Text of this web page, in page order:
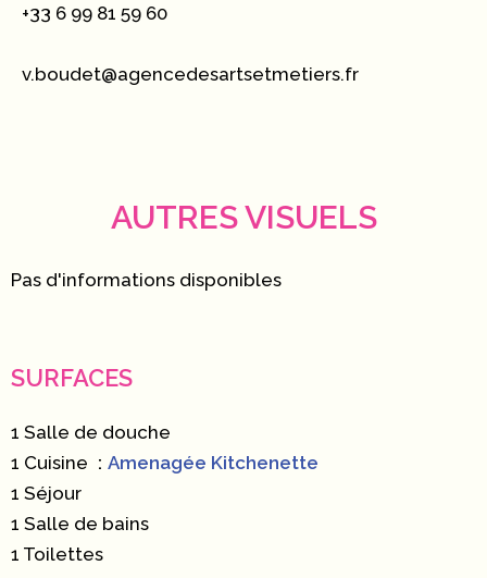
+33 6 99 81 59 60
v.boudet@agencedesartsetmetiers.fr
AUTRES VISUELS
Pas d'informations disponibles
SURFACES
1 Salle de douche
1 Cuisine
Amenagée Kitchenette
1 Séjour
1 Salle de bains
1 Toilettes